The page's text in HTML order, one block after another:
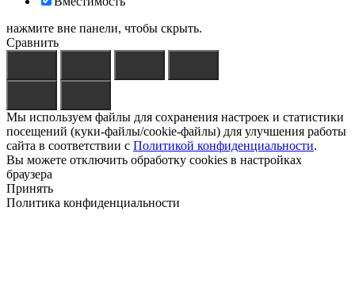
нажмите вне панели, чтобы скрыть.
Сравнить
Мы используем файлы для сохранения настроек и статистики
посещений (куки-файлы/cookie-файлы) для улучшения работы
сайта в соответствии с Политикой конфиденциальности.
Вы можете отключить обработку cookies в настройках
браузера
Принять
Политика конфиденциальности